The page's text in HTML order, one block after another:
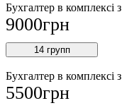
Бухгалтер в комплексі
9000грн
14 групп
Бухгалтер в комплексі
5500грн